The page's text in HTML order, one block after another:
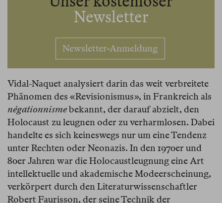
Newsletter
Newsletter-Anmeldung
Vidal-Naquet analysiert darin das weit verbreitete
Phänomen des «Revisionismus», in Frankreich als
négationnismebekannt, der darauf abzielt, den
Holocaust zu leugnen oder zu verharmlosen. Dabei
handelte es sich keineswegs nur um eine Tendenz
unter Rechten oder Neonazis. In den 1970er und
80er Jahren war die Holocaustleugnung eine Art
intellektuelle und akademische Modeerscheinung,
verkörpert durch den Literaturwissenschaftler
Robert Faurisson, der seine Technik der